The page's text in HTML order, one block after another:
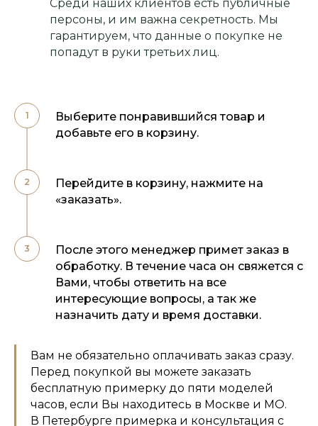
Среди наших клиентов есть публичные
персоны, и им важна секретность. Мы
гарантируем, что данные о покупке не
попадут в руки третьих лиц.
Выберите понравившийся товар и
добавьте его в корзину.
Перейдите в корзину, нажмите на
«заказать».
После этого менеджер примет заказ в
обработку. В течение часа он свяжется с
Вами, чтобы ответить на все
интересующие вопросы, а так же
назначить дату и время доставки.
Вам не обязательно оплачивать заказ сразу.
Перед покупкой вы можете заказать
бесплатную примерку до пяти моделей
часов, если Вы находитесь в Москве и МО.
В Петербурге примерка и консультация с